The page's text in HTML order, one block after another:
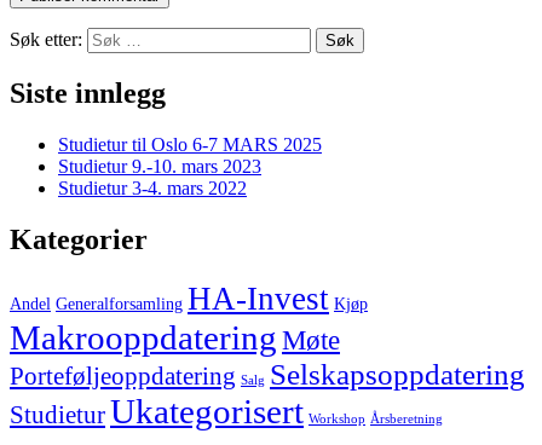
Søk etter:
Siste innlegg
Studietur til Oslo 6-7 MARS 2025
Studietur 9.-10. mars 2023
Studietur 3-4. mars 2022
Kategorier
Andel Generalforsamling HA-Invest Kjøp
MakrooppdateringMøte
Porteføljeoppdatering Salg Selskapsoppdatering
StudieturUkategorisert Workshop Årsberetning